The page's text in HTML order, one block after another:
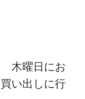
木曜日にお
い出しに行